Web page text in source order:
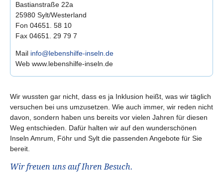
Bastianstraße 22a
25980 Sylt/Westerland
Fon 04651. 58 10
Fax 04651. 29 79 7
Mail info@lebenshilfe-inseln.de
Web www.lebenshilfe-inseln.de
Wir wussten gar nicht, dass es ja Inklusion heißt, was wir täglich
versuchen bei uns umzusetzen. Wie auch immer, wir reden nicht
davon, sondern haben uns bereits vor vielen Jahren für diesen
Weg entschieden. Dafür halten wir auf den wunderschönen
Inseln Amrum, Föhr und Sylt die passenden Angebote für Sie
bereit.
Wir freuen uns auf Ihren Besuch.